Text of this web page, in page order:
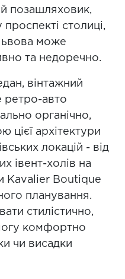
позашляховик,
столиці,
може
та недоречно.
вінтажний
ретро-авто
органічно,
цієї архітектури
локацій - від
івент-холів на
Kavalier Boutique
планування.
стилістично,
комфортно
чи висадки